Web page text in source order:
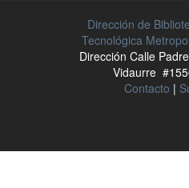
Dirección de
Tecnológica
Dirección Calle
Vidaurre
Contacto |